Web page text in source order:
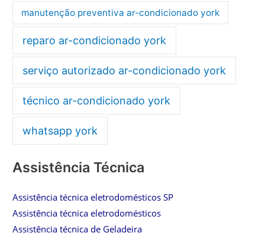
manutenção preventiva ar-condicionado york
reparo ar-condicionado york
serviço autorizado ar-condicionado york
técnico ar-condicionado york
whatsapp york
Assistência Técnica
Assistência técnica eletrodomésticos SP
Assistência técnica eletrodomésticos
Assistência técnica de Geladeira